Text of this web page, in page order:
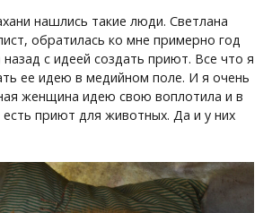
нашлись такие люди. Светлана
обратилась ко мне примерно год
с идеей создать приют. Все что я
ее идею в медийном поле. И я очень
женщина идею свою воплотила и в
есть приют для животных. Да и у них